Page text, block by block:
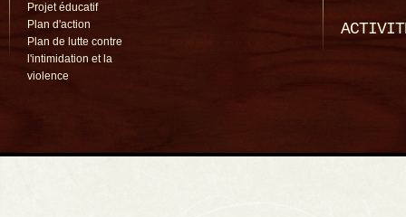
Projet éducatif
Plan d'action
Plan de lutte contre
l'intimidation et la
violence